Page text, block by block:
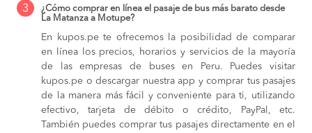
3
¿Cómo comprar en línea el pasaje de bus más barato desde
La Matanza a Motupe?
En kupos.pe te ofrecemos la posibilidad de comparar
en línea los precios, horarios y servicios de la mayoría
de las empresas de buses en Peru. Puedes visitar
kupos.pe o descargar nuestra app y comprar tus pasajes
de la manera más fácil y conveniente para ti, utilizando
efectivo, tarjeta de débito o crédito, PayPal, etc.
También puedes comprar tus pasajes directamente en el